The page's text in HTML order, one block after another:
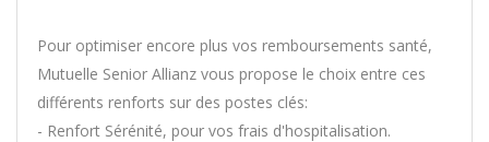
Pour optimiser encore plus vos remboursements santé,
Mutuelle Senior Allianz vous propose le choix entre ces
différents renforts sur des postes clés:
- Renfort Sérénité, pour vos frais d'hospitalisation.